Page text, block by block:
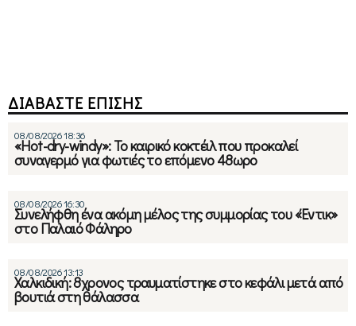
ΔΙΑΒΑΣΤΕ ΕΠΙΣΗΣ
08/08/2026 18:36
«Hot-dry-windy»: Το καιρικό κοκτέιλ που προκαλεί
συναγερμό για φωτιές το επόμενο 48ωρο
08/08/2026 16:30
Συνελήφθη ένα ακόμη μέλος της συμμορίας του «Έντικ»
στο Παλαιό Φάληρο
08/08/2026 13:13
Χαλκιδική: 8χρονος τραυματίστηκε στο κεφάλι μετά από
βουτιά στη θάλασσα